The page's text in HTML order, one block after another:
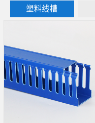
塑料线槽